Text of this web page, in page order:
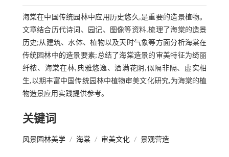
海棠在中国传统园林中应用历史悠久,是重要的造景植物。
文章结合历代诗词、园记、图像等资料,梳理了海棠的造景
历史;从建筑、水体、植物以及天时气象等方面分析海棠在
传统园林中的造景要素;总结了海棠造景的审美特征为绮丽
纤秾、海棠在林,典雅悠逸、酒满花阴,似隔非隔、虚实相
生,以期丰富中国传统园林中植物审美文化研究,为海棠的植
物造景应用实践提供参考。
关键词
风景园林美学 / 海棠 / 审美文化 / 景观营造